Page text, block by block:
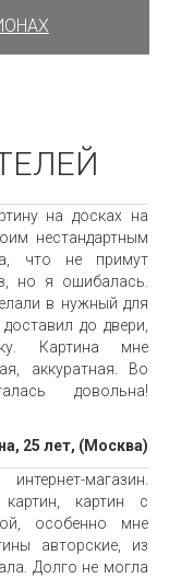
на досках на
нестандартным
что не примут
но я ошибалась.
в нужный для
до двери,
Картина мне
аккуратная. Во
довольна!
25 лет, (Москва)
магазин.
картин с
особенно мне
авторские, из
Долго не могла